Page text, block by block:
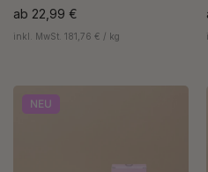
ab 22,99 €
inkl. MwSt. 181,76 € / kg
NEU